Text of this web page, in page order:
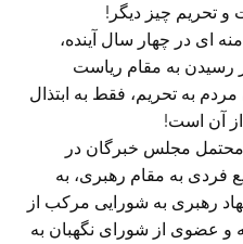
و تحریم چیز دیگر!
ای در چهار سال آینده،
رسیدن به مقام ریاست
به تحریم، فقط به ابتذال
آن است!
محتمل مجلس خبرگان در
فردی به مقام رهبری، به
نهاد رهبری به شورایی مرکب از
و عضوی از شورای نگهبان به